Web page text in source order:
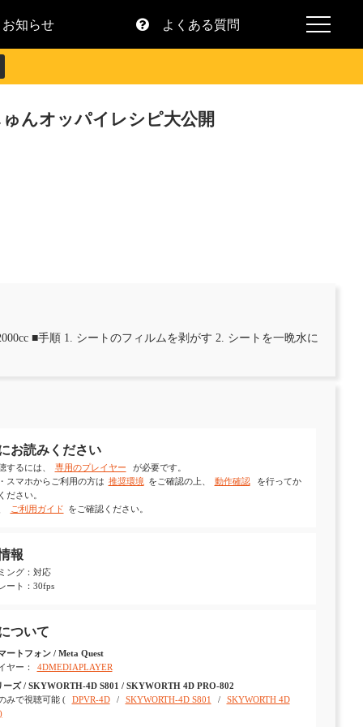
知らせ よくある質問
んオッパイレシピ大公開
■手順 1. シートのフィルムを剥がす 2. シートを一晩水に
お読みください
するには、 専用のプレイヤー
が必要です。
スマホからご利用の方は 推奨環境 をご確認の上、 動作確認
を行ってか
ださい。
ご利用ガイド をご確認ください。
報
ング：対応
ート：30fps
ついて
ートフォン / Meta Quest
ヤー：
4DMEDIAPLAYER
ーズ / SKYWORTH-4D S801 / SKYWORTH 4D PRO-802
みで視聴可能 (
DPVR-4D / SKYWORTH-4D S801 /
SKYWORTH 4D